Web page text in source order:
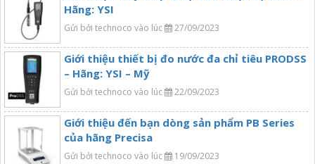
Hãng: YSI
Gửi bởi technoco vào lúc 27/09/2023
Giới thiệu thiết bị đo nước đa chỉ tiêu PRODSS
– Hãng: YSI – Mỹ
Gửi bởi technoco vào lúc 22/09/2023
Giới thiệu đến bạn dòng sản phẩm PB Series
của hãng Precisa
Gửi bởi technoco vào lúc 19/09/2023